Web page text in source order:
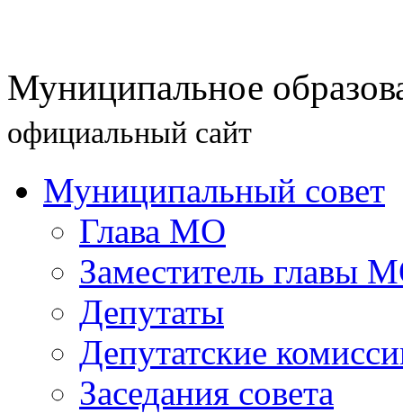
Муниципальное
официальный сайт
Муниципальный совет
Глава МО
Заместитель главы
Депутаты
Депутатские
Заседания совета